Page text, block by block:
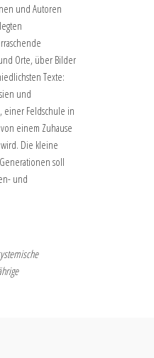
und Autoren
Orte, über Bilder
Texte:
und
einer Feldschule in
einem Zuhause
Die kleine
soll
und